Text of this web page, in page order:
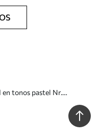
tonos pastel Nr.